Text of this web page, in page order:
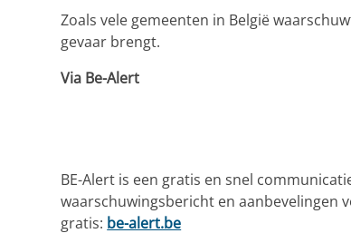
Zoals vele gemeenten in België
gevaar brengt.
Via Be-Alert
BE-Alert is een gratis en snel
waarschuwingsbericht en aanbevelingen
gratis: be-alert.be